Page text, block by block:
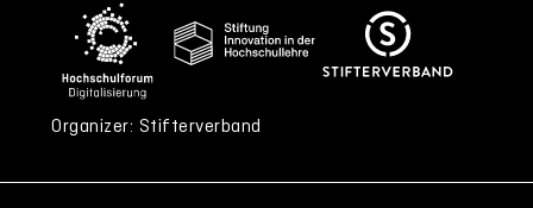
Organizer: Stifterverband